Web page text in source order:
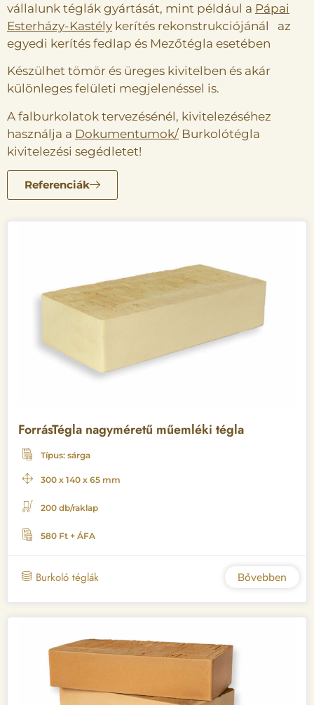
vállalunk téglák gyártását, mint például a Pápai
Esterházy-Kastély kerítés rekonstrukciójánál az
egyedi kerítés fedlap és Mezőtégla esetében
Készülhet tömör és üreges kivitelben és akár
különleges felületi megjelenéssel is.
A falburkolatok tervezésénél, kivitelezéséhez
használja a Dokumentumok/ Burkolótégla
kivitelezési segédletet!
Referenciák
ForrásTégla nagyméretű műemléki tégla
Típus: sárga
300 x 140 x 65 mm
200 db/raklap
580 Ft + ÁFA
Burkoló téglák Bővebben